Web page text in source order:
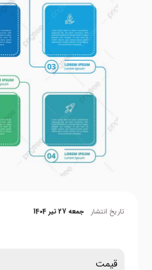
تاریخ انتشار جمعه 27 تیر 1404
قیمت